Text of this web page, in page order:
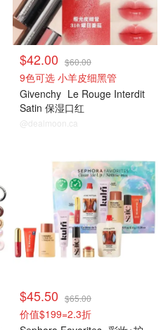
$42.00 $60.00
9色可选 小羊皮细黑管
Givenchy Le Rouge Interdit
Satin 保湿口红
@dealmoon.ca
$45.50 $65.00
价值$199=2.3折